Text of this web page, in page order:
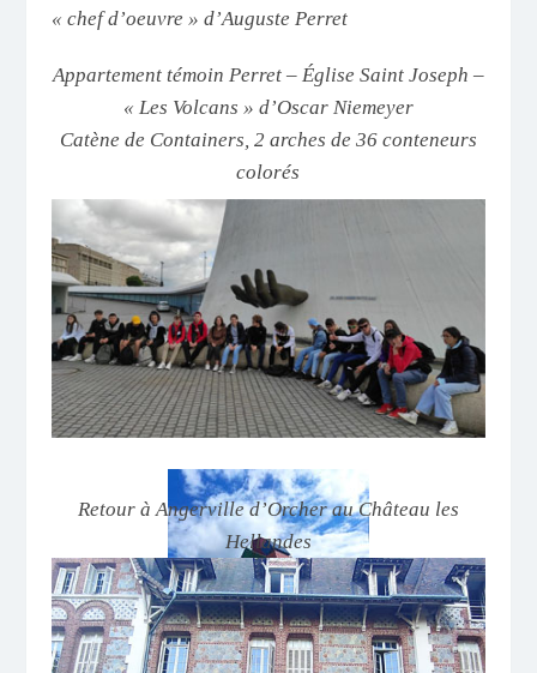
« chef d’oeuvre » d’Auguste Perret
Appartement témoin Perret – Église Saint Joseph –
« Les Volcans » d’Oscar Niemeyer
Catène de Containers, 2 arches de 36 conteneurs
colorés
Retour à Angerville d’Orcher au Château les
Hellandes